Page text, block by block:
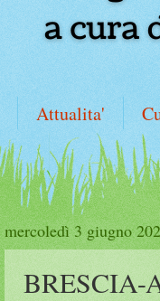
Attualita'
mercoledì 3 giugno
BRESCIA-